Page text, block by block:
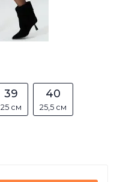
39
25 см
40
25,5 см